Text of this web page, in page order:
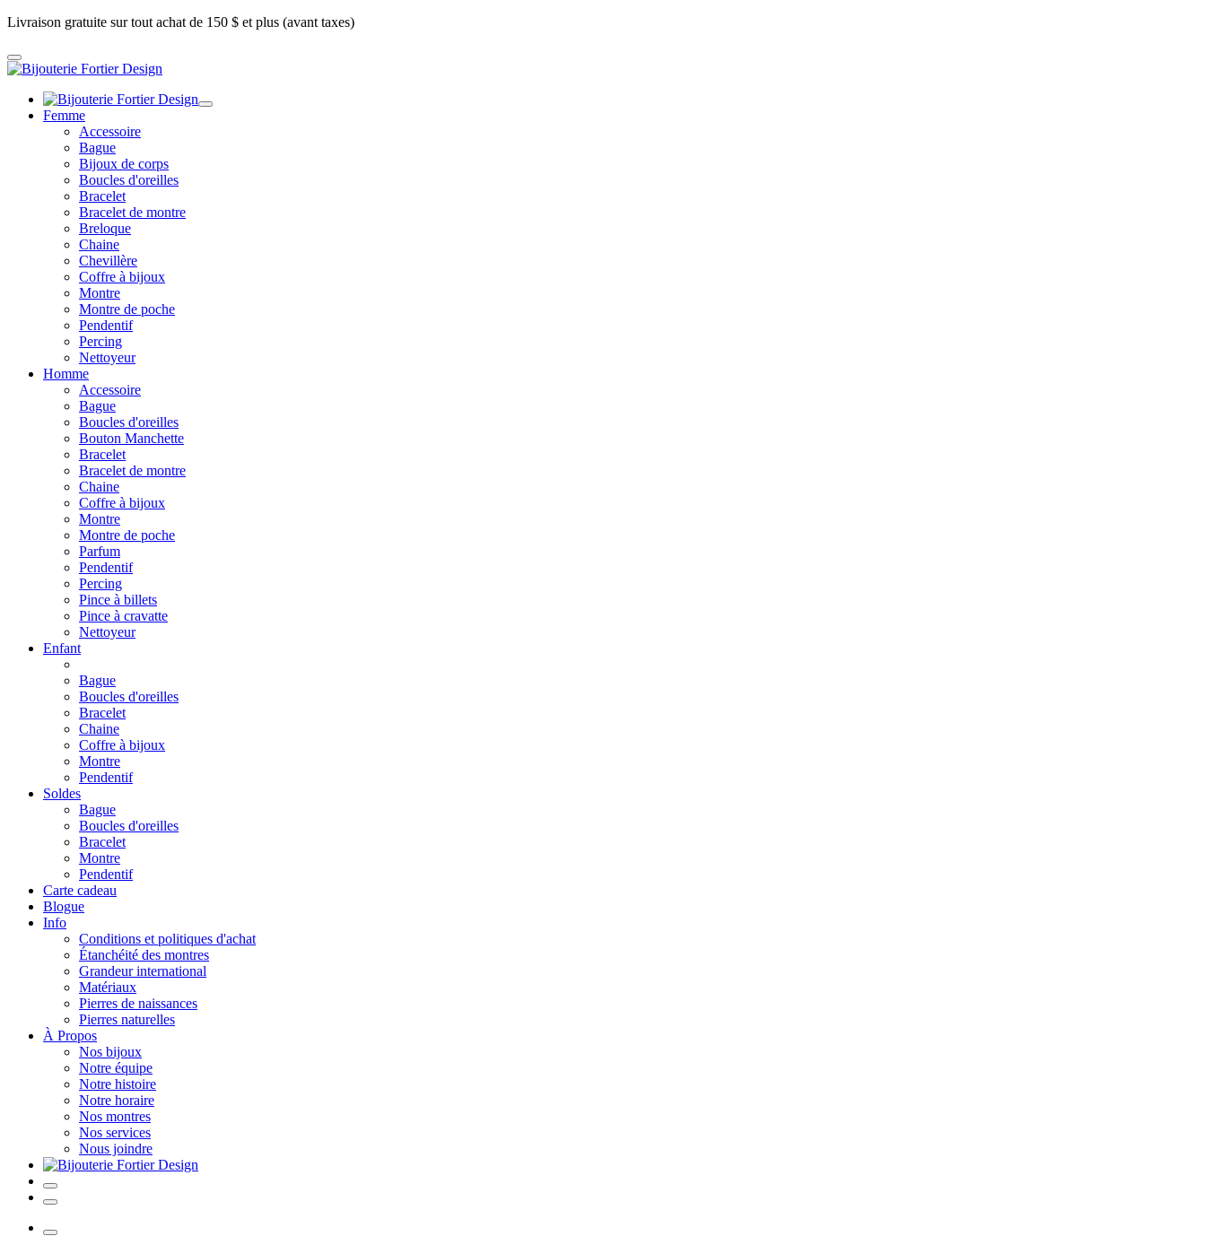
Livraison gratuite sur tout achat de 150 $ et plus (avant taxes)
Femme
Accessoire
Bague
Bijoux de corps
Boucles d'oreilles
Bracelet
Bracelet de montre
Breloque
Chaine
Chevillère
Coffre à bijoux
Montre
Montre de poche
Pendentif
Percing
Nettoyeur
Homme
Accessoire
Bague
Boucles d'oreilles
Bouton Manchette
Bracelet
Bracelet de montre
Chaine
Coffre à bijoux
Montre
Montre de poche
Parfum
Pendentif
Percing
Pince à billets
Pince à cravatte
Nettoyeur
Enfant
Bague
Boucles d'oreilles
Bracelet
Chaine
Coffre à bijoux
Montre
Pendentif
Soldes
Bague
Boucles d'oreilles
Bracelet
Montre
Pendentif
Carte cadeau
Blogue
Info
Conditions et politiques d'achat
Étanchéité des montres
Grandeur international
Matériaux
Pierres de naissances
Pierres naturelles
À Propos
Nos bijoux
Notre équipe
Notre histoire
Notre horaire
Nos montres
Nos services
Nous joindre